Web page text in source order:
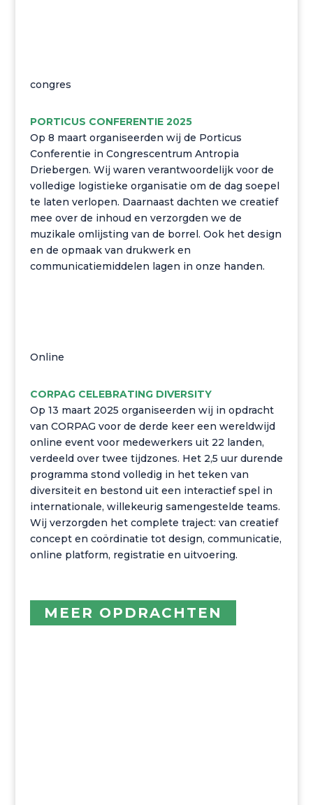
congres
PORTICUS CONFERENTIE 2025
Op 8 maart organiseerden wij de Porticus
Conferentie in Congrescentrum Antropia
Driebergen. Wij waren verantwoordelijk voor de
volledige logistieke organisatie om de dag soepel
te laten verlopen. Daarnaast dachten we creatief
mee over de inhoud en verzorgden we de
muzikale omlijsting van de borrel. Ook het design
en de opmaak van drukwerk en
communicatiemiddelen lagen in onze handen.
Online
CORPAG CELEBRATING DIVERSITY
Op 13 maart 2025 organiseerden wij in opdracht
van CORPAG voor de derde keer een wereldwijd
online event voor medewerkers uit 22 landen,
verdeeld over twee tijdzones. Het 2,5 uur durende
programma stond volledig in het teken van
diversiteit en bestond uit een interactief spel in
internationale, willekeurig samengestelde teams.
Wij verzorgden het complete traject: van creatief
concept en coördinatie tot design, communicatie,
online platform, registratie en uitvoering.
MEER OPDRACHTEN